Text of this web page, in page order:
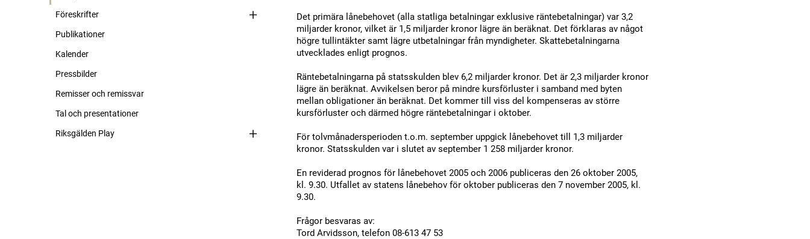
Föreskrifter
Publikationer
Kalender
Pressbilder
Remisser och remissvar
Tal och presentationer
Riksgälden Play
Det primära lånebehovet (alla statliga betalningar exklusive räntebetalningar) var 3,2
miljarder kronor, vilket är 1,5 miljarder kronor lägre än beräknat. Det förklaras av något
högre tullintäkter samt lägre utbetalningar från myndigheter. Skattebetalningarna
utvecklades enligt prognos.
Räntebetalningarna på statsskulden blev 6,2 miljarder kronor. Det är 2,3 miljarder kronor
lägre än beräknat. Avvikelsen beror på mindre kursförluster i samband med byten
mellan obligationer än beräknat. Det kommer till viss del kompenseras av större
kursförluster och därmed högre räntebetalningar i oktober.
För tolvmånadersperioden t.o.m. september uppgick lånebehovet till 1,3 miljarder
kronor. Statsskulden var i slutet av september 1 258 miljarder kronor.
En reviderad prognos för lånebehovet 2005 och 2006 publiceras den 26 oktober 2005,
kl. 9.30. Utfallet av statens lånebehov för oktober publiceras den 7 november 2005, kl.
9.30.
Frågor besvaras av:
Tord Arvidsson, telefon 08-613 47 53